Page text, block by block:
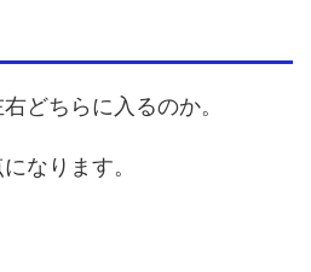
どちらに入るのか。
なります。